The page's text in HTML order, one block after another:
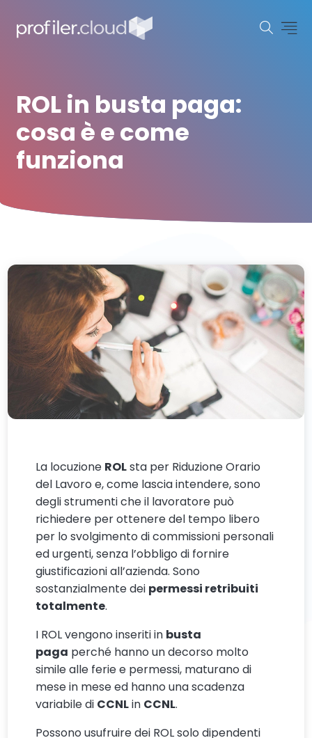
ROL in busta paga:
cosa è e come
funziona
La locuzione ROLsta per Riduzione Orario
del Lavoro e, come lascia intendere, sono
degli strumenti che il lavoratore può
richiedere per ottenere del tempo libero
per lo svolgimento di commissioni personali
ed urgenti, senza l’obbligo di fornire
giustificazioni all’azienda. Sono
sostanzialmente dei permessi retribuiti
totalmente.
I ROL vengono inseriti in busta
paga perché hanno un decorso molto
simile alle ferie e permessi, maturano di
mese in mese ed hanno una scadenza
variabile di CCNLin CCNL.
Possono usufruire dei ROL solo dipendenti